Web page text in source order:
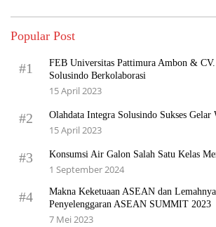
Popular Post
#1
FEB Universitas Pattimura Ambon &
Solusindo Berkolaborasi
15 April 2023
#2 Olahdata Integra Solusindo Sukses Gelar
15 April 2023
#3 Konsumsi Air Galon Salah Satu Kelas
1 September 2024
#4
Makna Keketuaan ASEAN dan
Penyelenggaran ASEAN SUMMIT 2023
7 Mei 2023